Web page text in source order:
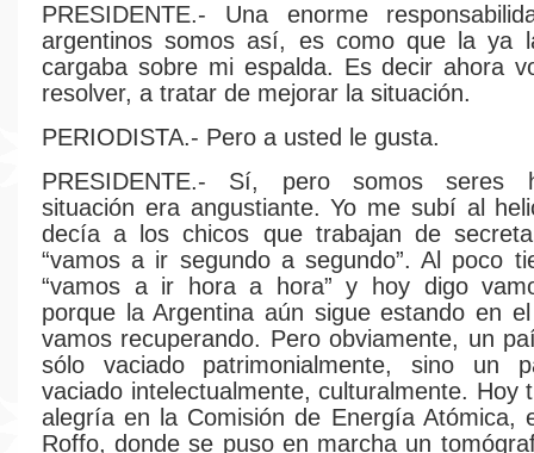
PRESIDENTE.- Una enorme
argentinos somos así, es como que la ya
cargaba sobre mi espalda. Es decir ahora
resolver, a tratar de mejorar la situación.
PERIODISTA.- Pero a usted le gusta.
PRESIDENTE.- Sí, pero somos seres
situación era angustiante. Yo me subí al
decía a los chicos que trabajan de
“vamos a ir segundo a segundo”. Al poco
“vamos a ir hora a hora” y hoy digo
porque la Argentina aún sigue estando en
vamos recuperando. Pero obviamente, un
sólo vaciado patrimonialmente, sino un
vaciado intelectualmente, culturalmente. Hoy
alegría en la Comisión de Energía Atómica,
Roffo, donde se puso en marcha un